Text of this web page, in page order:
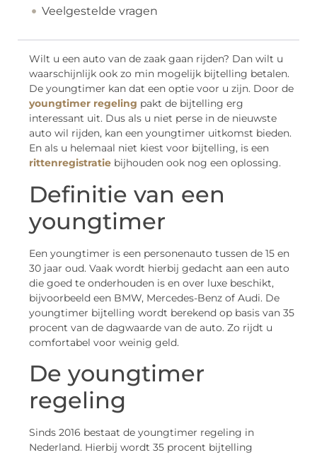
Veelgestelde vragen
Wilt u een auto van de zaak gaan rijden? Dan wilt u
waarschijnlijk ook zo min mogelijk bijtelling betalen.
De youngtimer kan dat een optie voor u zijn. Door de
youngtimer regeling pakt de bijtelling erg
interessant uit. Dus als u niet perse in de nieuwste
auto wil rijden, kan een youngtimer uitkomst bieden.
En als u helemaal niet kiest voor bijtelling, is een
rittenregistratie bijhouden ook nog een oplossing.
Definitie van een
youngtimer
Een youngtimer is een personenauto tussen de 15 en
30 jaar oud. Vaak wordt hierbij gedacht aan een auto
die goed te onderhouden is en over luxe beschikt,
bijvoorbeeld een BMW, Mercedes-Benz of Audi. De
youngtimer bijtelling wordt berekend op basis van 35
procent van de dagwaarde van de auto. Zo rijdt u
comfortabel voor weinig geld.
De youngtimer
regeling
Sinds 2016 bestaat de youngtimer regeling in
Nederland. Hierbij wordt 35 procent bijtelling